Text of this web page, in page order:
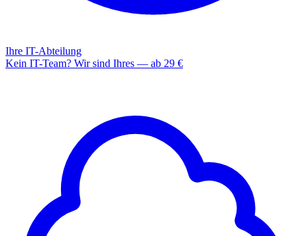
Ihre IT-Abteilung
Kein IT-Team? Wir sind Ihres — ab 29 €